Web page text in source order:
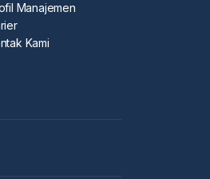
Manajemen
Kami